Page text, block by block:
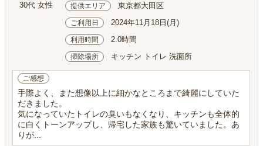
30代 女性 提供エリア 東京都大田区
ご利用日 2024年11月18日(月)
利用時間 2.0時間
掃除場所 キッチン トイレ 洗面所
ご感想
手際よく、また想像以上に細かなところまで綺麗にしていた
だきました。
気になっていたトイレの臭いもなくなり、キッチンも全体的
に白くトーンアップし、帰宅した家族も驚いていました。あ
りが...